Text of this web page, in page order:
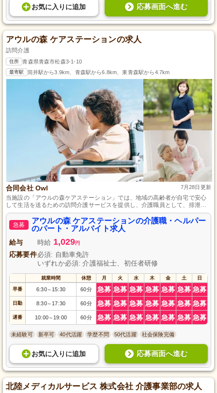
お気に入り に追加 応募画面へ進む
アウルの森 ケアステーションの求人
訪問介護
住所 青森県青森市松森3-1-10
最寄駅 筒井駅から3.9km、青森駅から6.8km、東青森駅から4.7km
合同会社 Owl 7月28日更新
当施設の「アウルの森ケアステーション」では、地域の高齢者が自宅で安心
して生活を送るための訪問介護サービスを提供し、介護職員として、排泄介
助や身体介助を含む生活介助を中心に務めていただきます。未経験でも問題
なく、最長6ヵ月までの研修を提供しておりますので、皆様のご応募をお待ち
しております。
急募
アウルの森 ケアステーションの介護職・ヘルパー
のパート・アルバイト求人
給与 時給 1,029円
応募要件必須: 自動車免許
いずれか必須: 介護福祉士、初任者研修
就業時間 休憩 月 火 水 木 金 土 日
早番 6:30～ 15:30 60分 急募 急募 急募 急募 急募 急募 急募
日勤 8:30～ 17:30 60分 急募 急募 急募 急募 急募 急募 急募
遅番 10:00～ 19:00 60分 急募 急募 急募 急募 急募 急募 急募
未経験可 新卒可 40代活躍 学歴不問 50代活躍 社会保険完備
お気に入り に追加 応募画面へ進む
北陸メディカルサービス 株式会社 介護事業部の求人